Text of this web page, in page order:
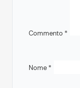
Commento *
Nome *